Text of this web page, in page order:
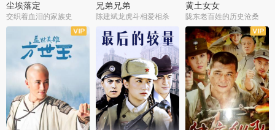
尘埃落定
交织着血泪的家族史
兄弟兄弟
陈建斌龙虎斗相爱相杀
黄土女女
陇东老百姓的历史沧桑
全36集
全28集 全44集